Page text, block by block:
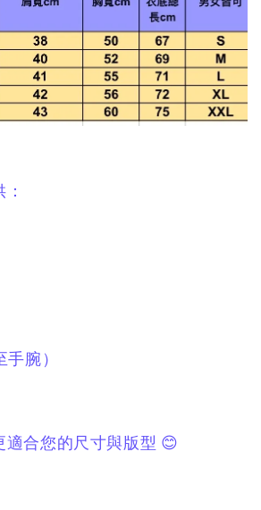
腕）
適合您的尺寸與版型 😊